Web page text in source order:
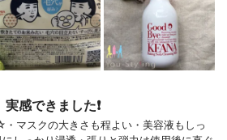
感できました❗
マスクの大きさも程よい・美容液もしっ